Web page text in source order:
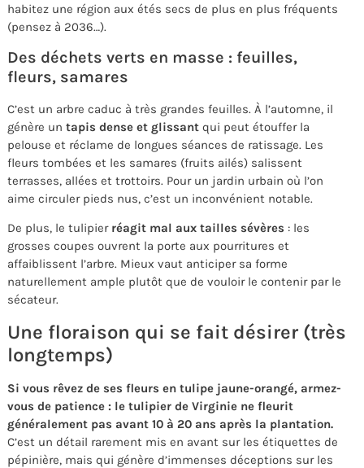
habitez une région aux étés secs de plus en plus fréquents
(pensez à 2036…).
Des déchets verts en masse : feuilles,
fleurs, samares
C’est un arbre caduc à très grandes feuilles. À l’automne, il
génère un tapis dense et glissant qui peut étouffer la
pelouse et réclame de longues séances de ratissage. Les
fleurs tombées et les samares (fruits ailés) salissent
terrasses, allées et trottoirs. Pour un jardin urbain où l’on
aime circuler pieds nus, c’est un inconvénient notable.
De plus, le tulipier réagit mal aux tailles sévères : les
grosses coupes ouvrent la porte aux pourritures et
affaiblissent l’arbre. Mieux vaut anticiper sa forme
naturellement ample plutôt que de vouloir le contenir par le
sécateur.
Une floraison qui se fait désirer (très
longtemps)
Si vous rêvez de ses fleurs en tulipe jaune-orangé, armez-
vous de patience : le tulipier de Virginie ne fleurit
généralement pas avant 10 à 20 ans après la plantation.
C’est un détail rarement mis en avant sur les étiquettes de
pépinière, mais qui génère d’immenses déceptions sur les